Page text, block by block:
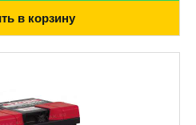
в корзину